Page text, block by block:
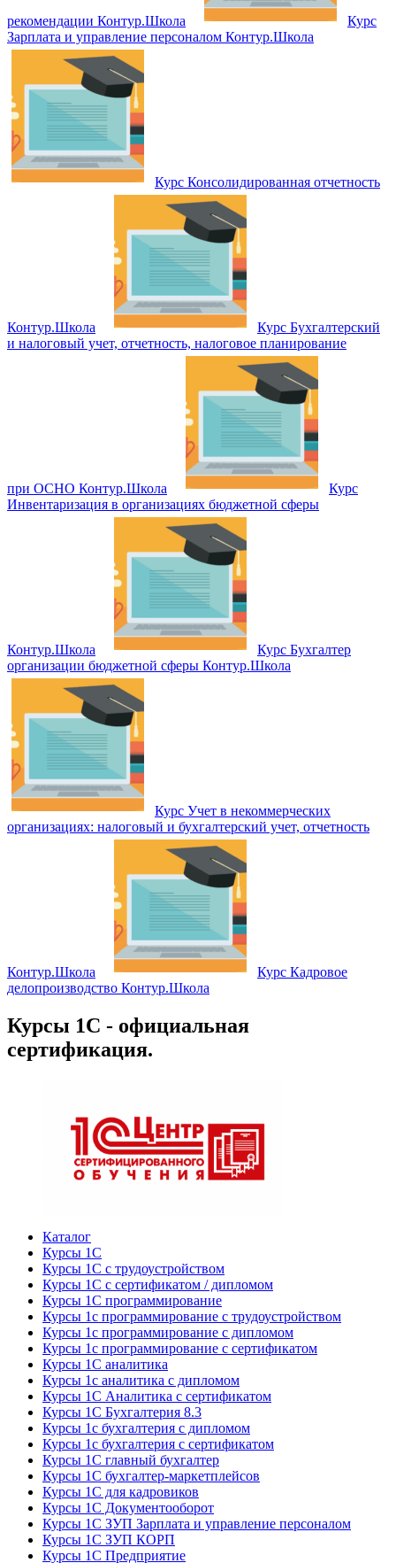
рекомендации Контур.Школа
Курс
Зарплата и управление персоналом Контур.Школа
Курс Консолидированная отчетность
Контур.Школа
Курс Бухгалтерский
и налоговый учет, отчетность, налоговое планирование
при ОСНО Контур.Школа
Курс
Инвентаризация в организациях бюджетной сферы
Контур.Школа
Курс Бухгалтер
организации бюджетной сферы Контур.Школа
Курс Учет в некоммерческих
организациях: налоговый и бухгалтерский учет, отчетность
Контур.Школа
Курс Кадровое
делопроизводство Контур.Школа
Курсы 1С - официальная
сертификация.
Каталог
Курсы 1С
Курсы 1С с трудоустройством
Курсы 1С с сертификатом / дипломом
Курсы 1С программирование
Курсы 1с программирование с трудоустройством
Курсы 1с программирование с дипломом
Курсы 1с программирование с сертификатом
Курсы 1С аналитика
Курсы 1с аналитика с дипломом
Курсы 1С Аналитика с сертификатом
Курсы 1С Бухгалтерия 8.3
Курсы 1с бухгалтерия с дипломом
Курсы 1с бухгалтерия с сертификатом
Курсы 1С главный бухгалтер
Курсы 1С бухгалтер-маркетплейсов
Курсы 1С для кадровиков
Курсы 1С Документооборот
Курсы 1С ЗУП Зарплата и управление персоналом
Курсы 1С ЗУП КОРП
Курсы 1С Предприятие